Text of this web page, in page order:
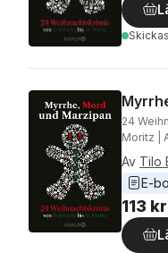
Skickas
24
Moritz |
Av Tilo
E-
113 kr